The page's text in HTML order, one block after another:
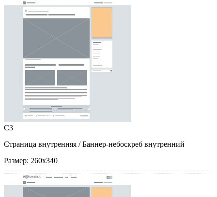
C3
Страница внутренняя / Баннер-небоскреб внутренний
Размер: 260x340